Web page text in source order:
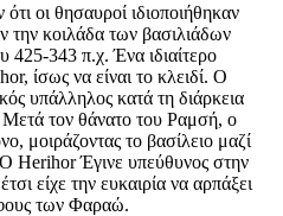
οι θησαυροί ιδιοποιήθηκαν
την κοιλάδα των βασιλιάδων
425-343 π.χ. Ένα ιδιαίτερο
ίσως να είναι το κλειδί. Ο
υπάλληλος κατά τη διάρκεια
τον θάνατο του Ραμσή, ο
μοιράζοντας το βασίλειο μαζί
Herihor Έγινε υπεύθυνος στην
είχε την ευκαιρία να αρπάξει
των Φαραώ.